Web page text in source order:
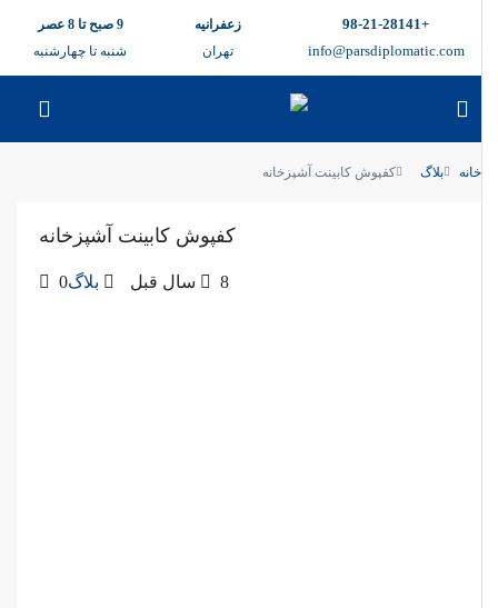
info@parsdiplomatic.com
زعفرانیه
تهران
شنبه تا چهارشنبه
خانه بلاگ کفپوش کابینت آشپزخانه
کفپوش کابینت آشپزخانه
بلاگ0